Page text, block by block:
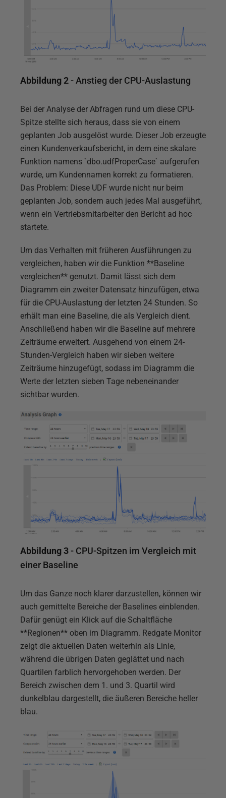
Abbildung 2- Anstieg der CPU-Auslastung
Bei der Analyse der Abfragen rund um diese CPU-
Spitze stellte sich heraus, dass sie von einem
geplanten Job ausgelöst wurde. Dieser Job erzeugte
einen Kundenverkaufsbericht, in dem eine skalare
Funktion namens `dbo.udfProperCase` aufgerufen
wurde, um Kundennamen korrekt zu formatieren.
Das Problem: Diese UDF wurde nicht nur beim
geplanten Job, sondern auch jedes Mal ausgeführt,
wenn ein Vertriebsmitarbeiter den Bericht ad hoc
startete.
Um das Verhalten mit früheren Ausführungen zu
vergleichen, haben wir die Funktion **Baseline
vergleichen** genutzt. Damit lässt sich dem
Diagramm ein zweiter Datensatz hinzufügen, etwa
für die CPU-Auslastung der letzten 24 Stunden. So
erhält man eine Baseline, die als Vergleich dient.
Anschließend haben wir die Baseline auf mehrere
Zeiträume erweitert. Ausgehend von einem 24-
Stunden-Vergleich haben wir sieben weitere
Zeiträume hinzugefügt, sodass im Diagramm die
Werte der letzten sieben Tage nebeneinander
sichtbar wurden.
Abbildung 3- CPU-Spitzen im Vergleich mit
einer Baseline
Um das Ganze noch klarer darzustellen, können wir
auch gemittelte Bereiche der Baselines einblenden.
Dafür genügt ein Klick auf die Schaltfläche
**Regionen** oben im Diagramm. Redgate Monitor
zeigt die aktuellen Daten weiterhin als Linie,
während die übrigen Daten geglättet und nach
Quartilen farblich hervorgehoben werden. Der
Bereich zwischen dem 1. und 3. Quartil wird
dunkelblau dargestellt, die äußeren Bereiche heller
blau.